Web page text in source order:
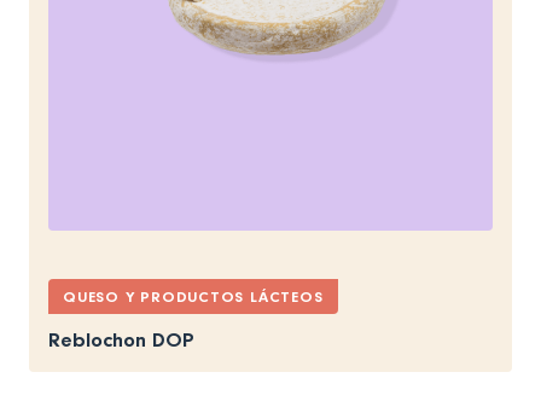
QUESO Y PRODUCTOS LÁCTEOS
Reblochon DOP